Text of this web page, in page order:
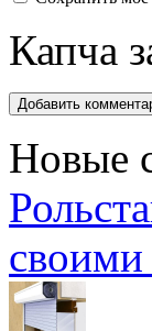
Капча
Новые